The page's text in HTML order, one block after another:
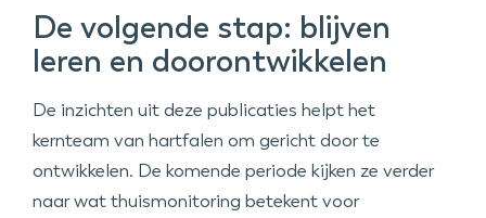
De volgende stap: blijven
leren en doorontwikkelen
De inzichten uit deze publicaties helpt het
kernteam van hartfalen om gericht door te
ontwikkelen. De komende periode kijken ze verder
naar wat thuismonitoring betekent voor